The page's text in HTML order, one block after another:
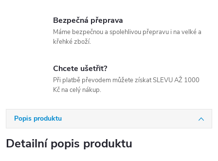
Bezpečná přeprava
Máme bezpečnou a spolehlivou přepravu i na velké a
křehké zboží.
Chcete ušetřit?
Při platbě převodem můžete získat SLEVU AŽ 1000
Kč na celý nákup.
Popis produktu
Detailní popis produktu